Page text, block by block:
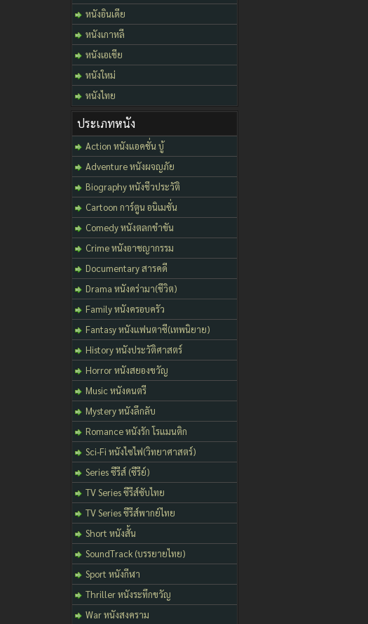
หนังอินเดีย
หนังเกาหลี
หนังเอเชีย
หนังใหม่
หนังไทย
ประเภทหนัง
Action หนังแอคชั่น บู้
Adventure หนังผจญภัย
Biography หนังชีวประวัติ
Cartoon การ์ตูน อนิเมชั่น
Comedy หนังตลกขำขัน
Crime หนังอาชญากรรม
Documentary สารคดี
Drama หนังดร่ามา(ชีวิต)
Family หนังครอบครัว
Fantasy หนังแฟนตาซี(เทพนิยาย)
History หนังประวัติศาสตร์
Horror หนังสยองขวัญ
Music หนังดนตรี
Mystery หนังลึกลับ
Romance หนังรัก โรแมนติก
Sci-Fi หนังไซไฟ(วิทยาศาสตร์)
Series ซีรีส์ (ซีรีย์)
TV Series ซีรีส์ซับไทย
TV Series ซีรีส์พากย์ไทย
Short หนังสั้น
SoundTrack (บรรยายไทย)
Sport หนังกีฬา
Thriller หนังระทึกขวัญ
War หนังสงคราม